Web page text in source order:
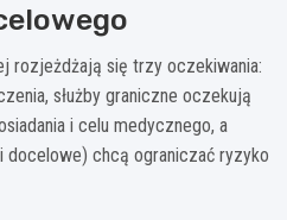
rozjeżdżają się trzy oczekiwania:
służby graniczne oczekują
i celu medycznego, a
docelowe) chcą ograniczać ryzyko